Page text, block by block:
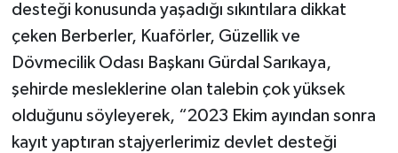
desteği konusunda yaşadığı sıkıntılara dikkat
çeken Berberler, Kuaförler, Güzellik ve
Dövmecilik Odası Başkanı Gürdal Sarıkaya,
şehirde mesleklerine olan talebin çok yüksek
olduğunu söyleyerek, “2023 Ekim ayından sonra
kayıt yaptıran stajyerlerimiz devlet desteği